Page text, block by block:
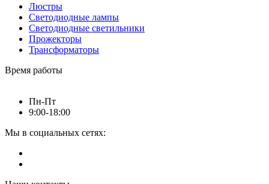
Люстры
Светодиодные лампы
Светодиодные светильники
Прожекторы
Трансформаторы
Время работы
Пн-Пт
9:00-18:00
Мы в социальных сетях: